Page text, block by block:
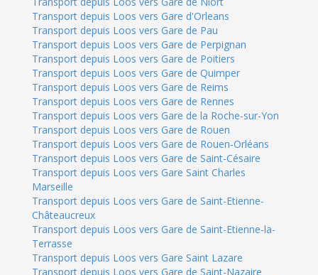
Transport depuis Loos vers Gare d'Orleans
Transport depuis Loos vers Gare de Pau
Transport depuis Loos vers Gare de Perpignan
Transport depuis Loos vers Gare de Poitiers
Transport depuis Loos vers Gare de Quimper
Transport depuis Loos vers Gare de Reims
Transport depuis Loos vers Gare de Rennes
Transport depuis Loos vers Gare de la Roche-sur-Yon
Transport depuis Loos vers Gare de Rouen
Transport depuis Loos vers Gare de Rouen-Orléans
Transport depuis Loos vers Gare de Saint-Césaire
Transport depuis Loos vers Gare Saint Charles
Marseille
Transport depuis Loos vers Gare de Saint-Etienne-
Châteaucreux
Transport depuis Loos vers Gare de Saint-Etienne-la-
Terrasse
Transport depuis Loos vers Gare Saint Lazare
Transport depuis Loos vers Gare de Saint-Nazaire